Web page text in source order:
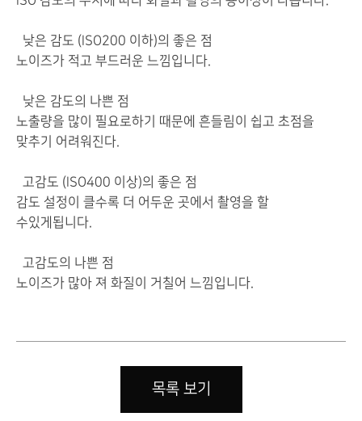
낮은 감도 (ISO200 이하)의 좋은 점
노이즈가 적고 부드러운 느낌입니다.
낮은 감도의 나쁜 점
노출량을 많이 필요로하기 때문에 흔들림이 쉽고 초점을
맞추기
어려워진다.
고감도 (ISO400 이상)의 좋은 점
감도 설정이 클수록 더 어두운 곳에서 촬영을 할
수있게됩니다.
고감도의 나쁜 점
노이즈가 많아 져 화질이 거칠어 느낌입니다.
목록 보기